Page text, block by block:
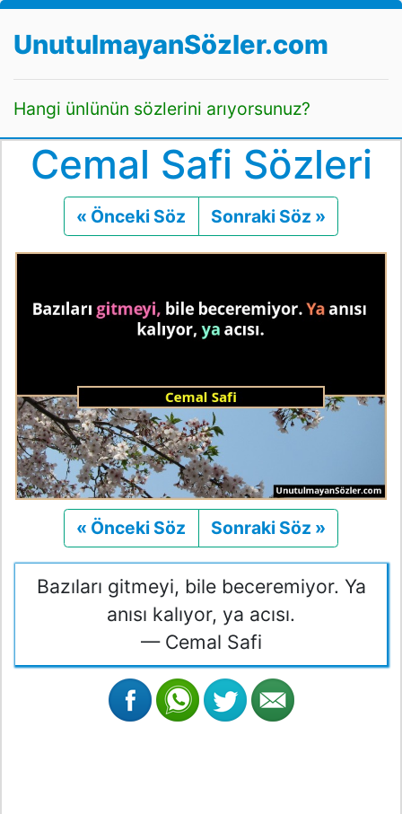
UnutulmayanSözler.com
Hangi ünlünün sözlerini arıyorsunuz?
Cemal Safi Sözleri
« Önceki Söz Önceki
Sonraki Söz »
« Önceki Söz Önceki
Sonraki Söz »
Bazıları gitmeyi, bile beceremiyor. Ya
anısı kalıyor, ya acısı.
— Cemal Safi